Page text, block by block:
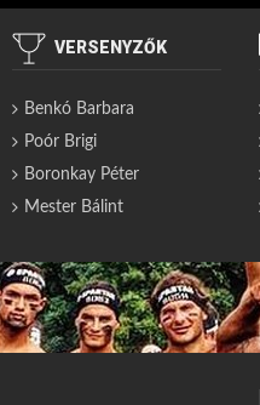
VERSENYZŐK
Benkó Barbara
Poór Brigi
Boronkay Péter
Mester Bálint